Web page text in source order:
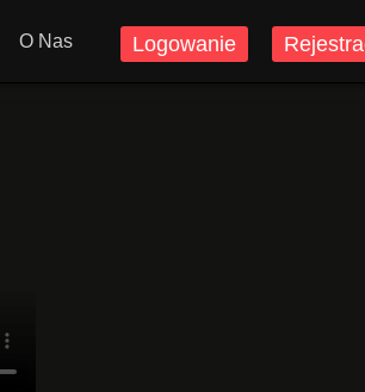
O Nas Logowanie